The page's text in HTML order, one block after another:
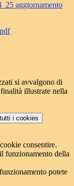
aggiornamento
si avvalgono di
illustrate nella
i cookies
consentire.
funzionamento della
potete